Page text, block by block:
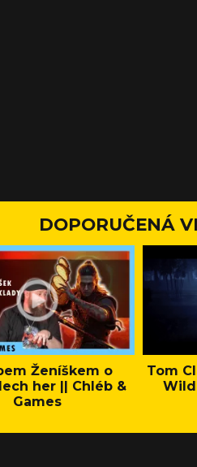
DOPORUČENÁ
Ženíškem o
her || Chléb &
Games
Tom